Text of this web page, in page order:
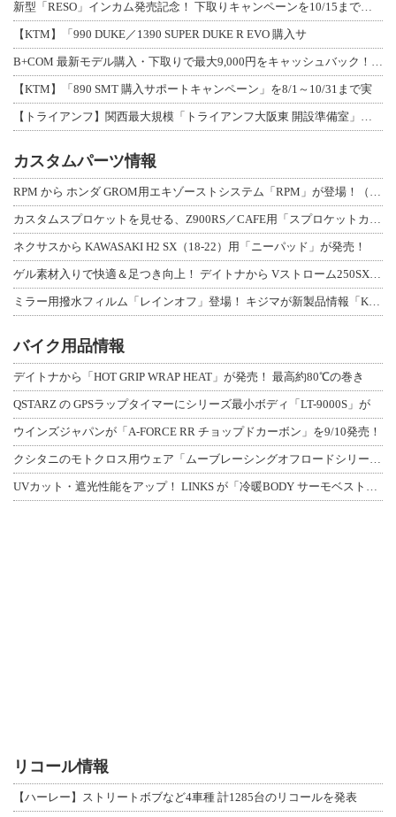
新型「RESO」インカム発売記念！ 下取りキャンペーンを10/15まで延長して開
【KTM】「990 DUKE／1390 SUPER DUKE R EVO 購入サ
B+COM 最新モデル購入・下取りで最大9,000円をキャッシュバック！「B+F
【KTM】「890 SMT 購入サポートキャンペーン」を8/1～10/31まで実
【トライアンフ】関西最大規模「トライアンフ大阪東 開設準備室」がオープン！ 限定
カスタムパーツ情報
RPM から ホンダ GROM用エキゾーストシステム「RPM」が登場！（動画あり
カスタムスプロケットを見せる、Z900RS／CAFE用「スプロケットカバーフルキ
ネクサスから KAWASAKI H2 SX（18-22）用「ニーパッド」が発売！
ゲル素材入りで快適＆足つき向上！ デイトナから Vストローム250SX用「快適ロ
ミラー用撥水フィルム「レインオフ」登場！ キジマが新製品情報「KIJIMA NE
バイク用品情報
デイトナから「HOT GRIP WRAP HEAT」が発売！ 最高約80℃の巻き
QSTARZ の GPSラップタイマーにシリーズ最小ボディ「LT-9000S」が
ウインズジャパンが「A-FORCE RR チョップドカーボン」を9/10発売！
クシタニのモトクロス用ウェア「ムーブレーシングオフロードシリーズ」3アイテムが登
UVカット・遮光性能をアップ！ LINKS が「冷暖BODY サーモベスト」改良
リコール情報
【ハーレー】ストリートボブなど4車種 計1285台のリコールを発表